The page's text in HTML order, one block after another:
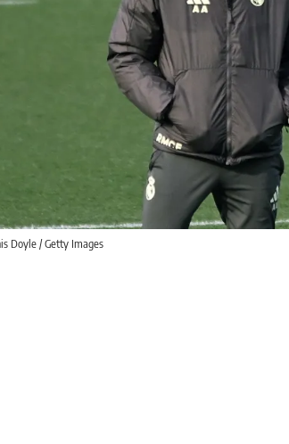
Doyle / Getty Images